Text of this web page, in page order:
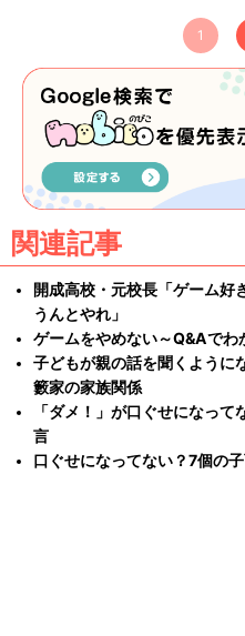
1
関連記事
開成高校・元校長「ゲーム好
うんとやれ」
ゲームをやめない～Q&Aでわ
子どもが親の話を聞くように
籔家の家族関係
「ダメ！」が口ぐせになっ
言
口ぐせになってない？7個の